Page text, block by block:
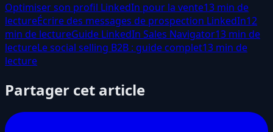
Optimiser son profil LinkedIn pour la vente13 min de
lectureÉcrire des messages de prospection LinkedIn12
min de lectureGuide LinkedIn Sales Navigator13 min de
lectureLe social selling B2B : guide complet13 min de
lecture
Partager cet article